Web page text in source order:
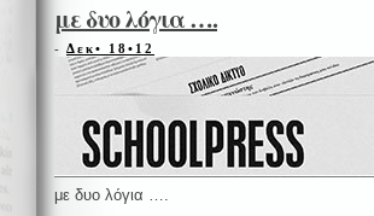
με δυο λόγια ….
- Δεκ• 18•12
με δυο λόγια ….